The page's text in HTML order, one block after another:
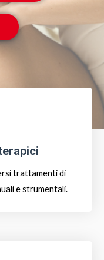
trattamenti di
e strumentali.